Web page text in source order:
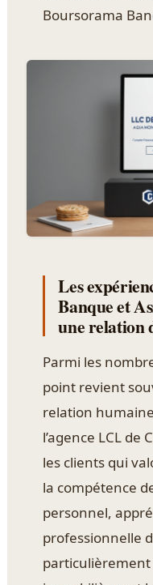
Boursorama
Les
Banque et
une relation
Parmi les
point revient
relation
l’agence LCL
les clients qui
la compétence
personnel,
professionnelle